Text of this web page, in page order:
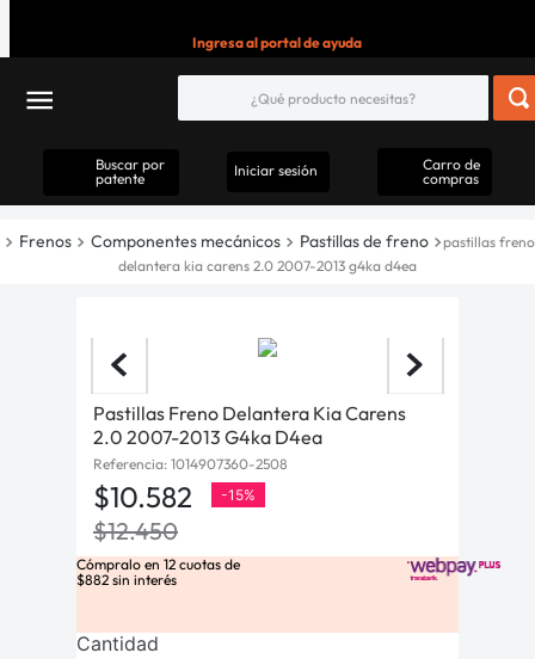
Ingresa al portal de ayuda
Buscar por
patente
Iniciar sesión
Carro de
compras
Frenos Componentes mecánicos Pastillas de freno
pastillas freno
delantera kia carens 2.0 2007-2013 g4ka d4ea
Pastillas Freno Delantera Kia Carens
2.0 2007-2013 G4ka D4ea
Referencia: 1014907360-2508
$10.582 -15%
$12.450
Cómpralo en 12 cuotas de
$882 sin interés
Cantidad